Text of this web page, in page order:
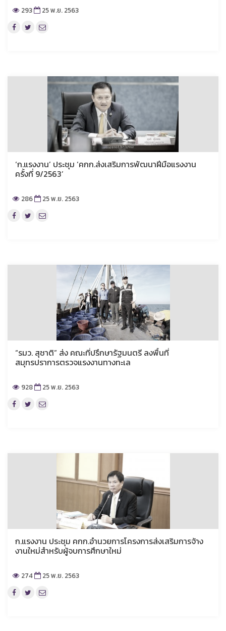
293 25 พ.ย. 2563
‘ก.แรงงาน’ ประชุม ‘คกก.ส่งเสริมการพัฒนาฝีมือแรงงาน
ครั้งที่ 9/2563’
286 25 พ.ย. 2563
“รมว. สุชาติ” ส่ง คณะที่ปรึกษารัฐมนตรี ลงพื้นที่
สมุทรปราการตรวจแรงงานทางทะเล
928 25 พ.ย. 2563
ก.แรงงาน ประชุม คกก.อำนวยการโครงการส่งเสริมการจ้าง
งานใหม่สำหรับผู้จบการศึกษาใหม่
274 25 พ.ย. 2563